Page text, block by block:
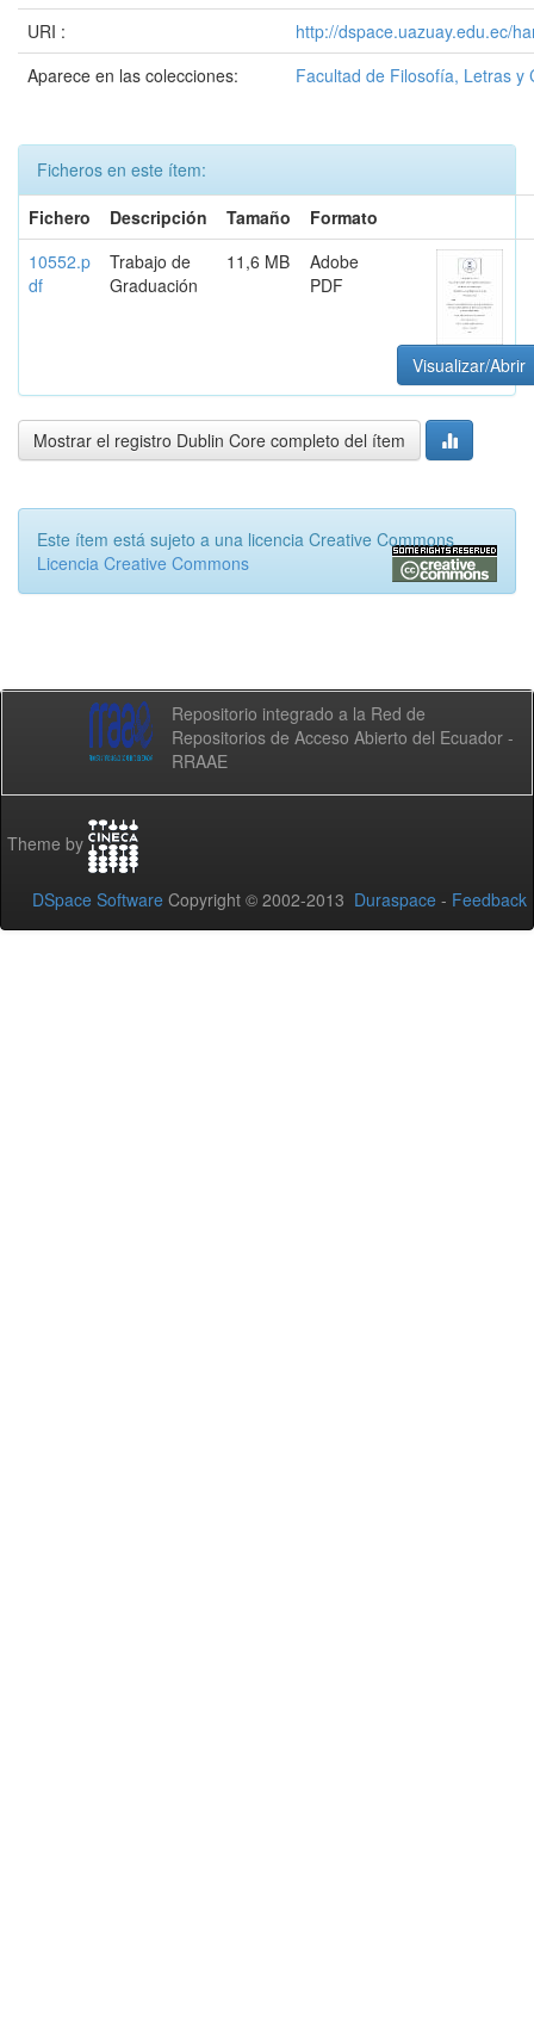
URI :
http://dspace.uazuay.edu.ec/
Aparece en las colecciones:
Facultad de Filosofía, Letras y
Ficheros en este ítem:
Fichero
Descripción Tamaño
Formato
10552.p
df
Trabajo de
Graduación
11,6 MB
Adobe
PDF
Visualizar/Abrir
Mostrar el registro Dublin Core completo del ítem
Este ítem está sujeto a una licencia Creative Commons
Licencia Creative Commons
Repositorio integrado a la Red de
Repositorios de Acceso Abierto del Ecuador -
RRAAE
Theme by
DSpace Software Copyright © 2002-2013 Duraspace - Feedback